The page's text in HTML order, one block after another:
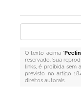
O texto acima "
reservado. Sua
links, é proibida sem
previsto no artigo
direitos autorais.